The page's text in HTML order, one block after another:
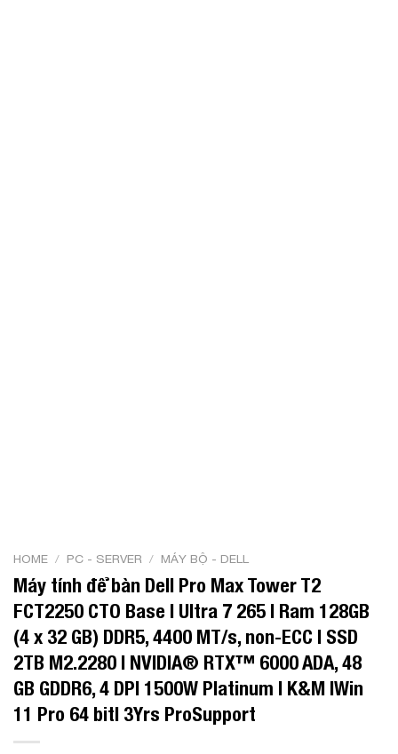
HOME / PC - SERVER / MÁY BỘ - DELL
Máy tính để bàn Dell Pro Max Tower T2
FCT2250 CTO Base | Ultra 7 265 | Ram 128GB
(4 x 32 GB) DDR5, 4400 MT/s, non-ECC | SSD
2TB M2.2280 | NVIDIA® RTX™ 6000 ADA, 48
GB GDDR6, 4 DP| 1500W Platinum | K&M |Win
11 Pro 64 bit| 3Yrs ProSupport